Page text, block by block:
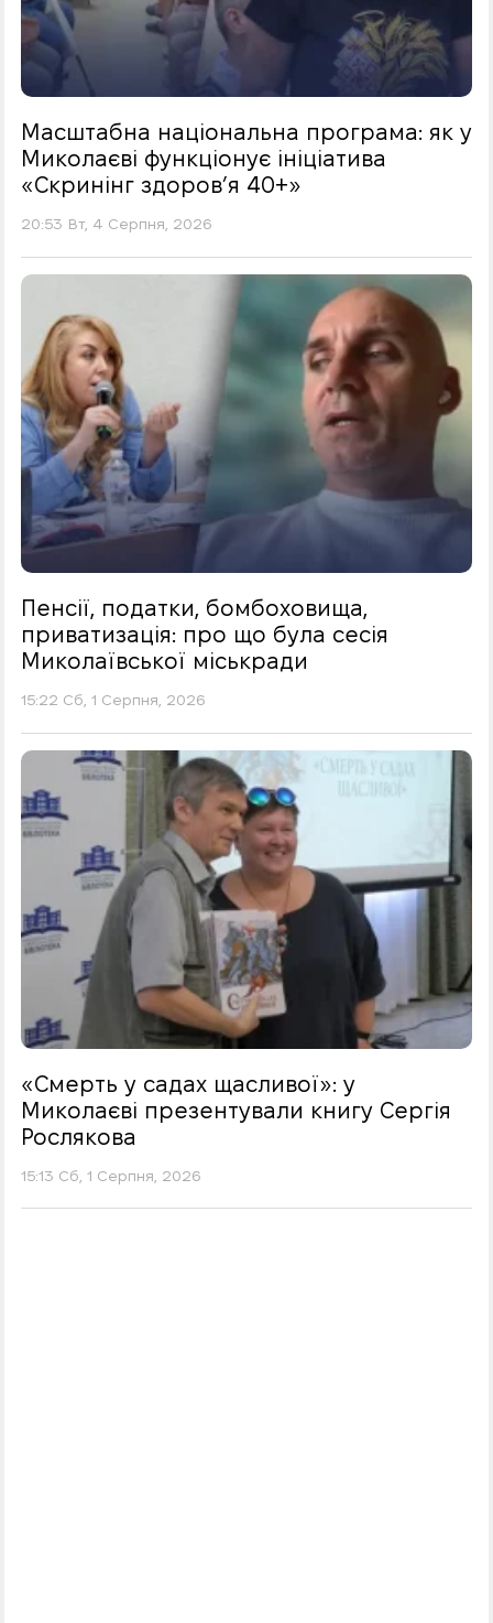
Масштабна національна програма: як у
Миколаєві функціонує ініціатива
«Скринінг здоровʼя 40+»
20:53 Вт, 4 Серпня, 2026
Пенсії, податки, бомбоховища,
приватизація: про що була сесія
Миколаївської міськради
15:22 Сб, 1 Серпня, 2026
«Смерть у садах щасливої»: у
Миколаєві презентували книгу Сергія
Рослякова
15:13 Сб, 1 Серпня, 2026